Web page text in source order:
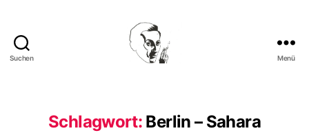
Suchen Menü
Schlagwort: Berlin – Sahara